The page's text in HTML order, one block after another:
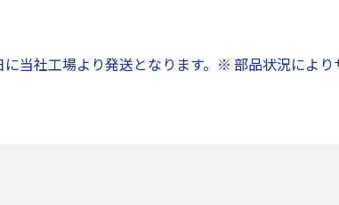
当社工場より発送となります。※ 部品状況によ